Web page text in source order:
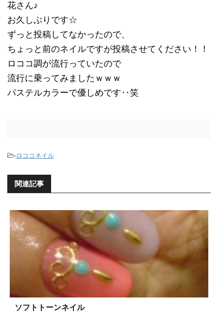
花さん♪
お久しぶりです☆
ずっと投稿してなかったので、
ちょっと前のネイルですが投稿させてください！！
ロココ調が流行っていたので
流行に乗ってみましたｗｗｗ
パステルカラーで優しめです‥笑
-ロココネイル
関連記事
ソフトトーンネイル